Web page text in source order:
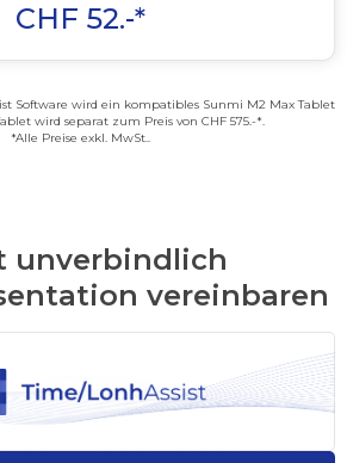
CHF 52.-*
Software wird ein kompatibles Sunmi M2 Max Tablet
wird separat zum Preis von CHF 575.-*.
*Alle Preise exkl. MwSt..
unverbindlich
vereinbaren